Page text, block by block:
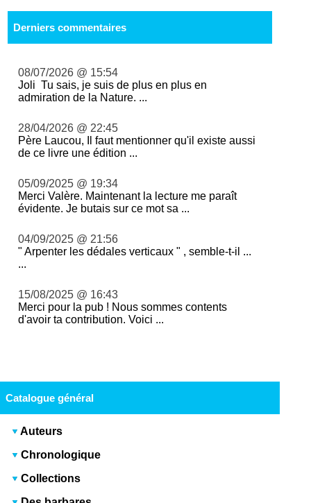
Derniers commentaires
08/07/2026 @ 15:54
Joli Tu sais, je suis de plus en plus en
admiration de la Nature. ...
28/04/2026 @ 22:45
Père Laucou, Il faut mentionner qu'il existe aussi
de ce livre une édition ...
05/09/2025 @ 19:34
Merci Valère. Maintenant la lecture me paraît
évidente. Je butais sur ce mot sa ...
04/09/2025 @ 21:56
" Arpenter les dédales verticaux " , semble-t-il ...
...
15/08/2025 @ 16:43
Merci pour la pub ! Nous sommes contents
d'avoir ta contribution. Voici ...
Catalogue général
Auteurs
Chronologique
Collections